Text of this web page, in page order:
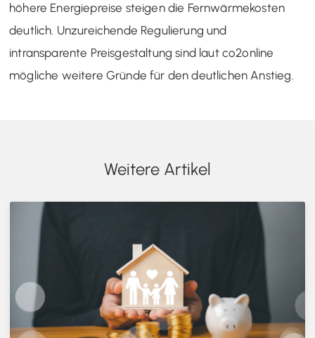
höhere Energiepreise steigen die Fernwärmekosten
deutlich. Unzureichende Regulierung und
intransparente Preisgestaltung sind laut co2online
mögliche weitere Gründe für den deutlichen Anstieg.
Weitere Artikel